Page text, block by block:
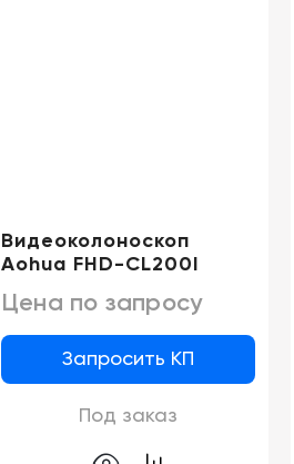
Видеоколоноскоп
Aohua FHD-CL200I
Цена по запросу
Запросить КП
Под заказ